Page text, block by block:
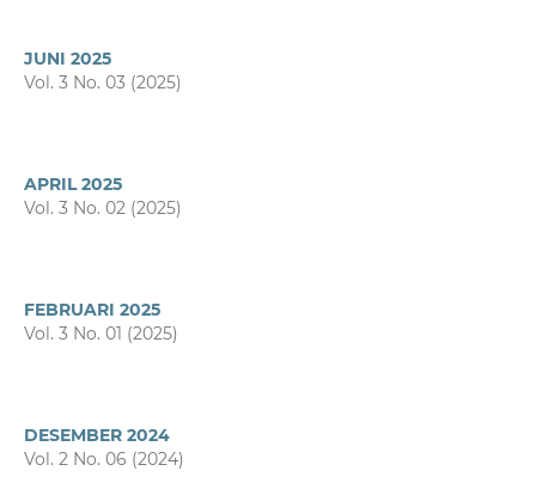
JUNI 2025
Vol. 3 No. 03 (2025)
APRIL 2025
Vol. 3 No. 02 (2025)
FEBRUARI 2025
Vol. 3 No. 01 (2025)
DESEMBER 2024
Vol. 2 No. 06 (2024)